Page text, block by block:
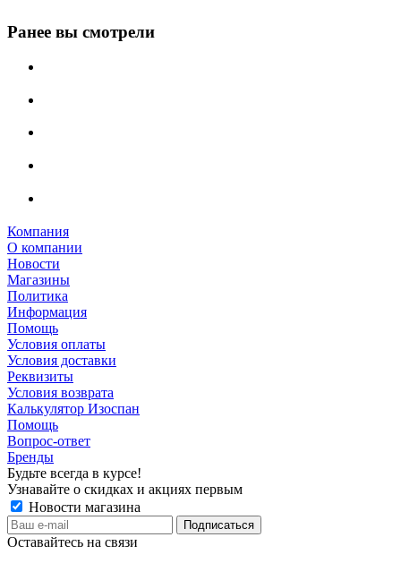
Ранее вы смотрели
Компания
О компании
Новости
Магазины
Политика
Информация
Помощь
Условия оплаты
Условия доставки
Реквизиты
Условия возврата
Калькулятор Изоспан
Помощь
Вопрос-ответ
Бренды
Будьте всегда в курсе!
Узнавайте о скидках и акциях первым
Новости магазина
Оставайтесь на связи